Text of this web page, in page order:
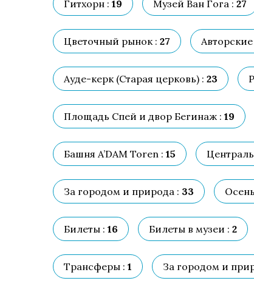
Гитхорн : 19 Музей Ван Гога : 27
Цветочный рынок : 27 Авторские
Ауде-керк (Старая церковь) : 23
Площадь Спей и двор Бегинаж : 19
Башня A’DAM Toren : 15
За городом и природа : 33
Билеты : 16 Билеты в музеи : 2
Трансферы : 1 За городом и